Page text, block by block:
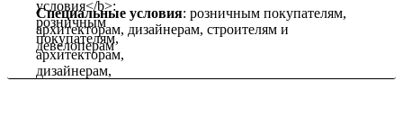
Специальные условия: розничным покупателям,
архитекторам, дизайнерам, строителям и
девелоперам